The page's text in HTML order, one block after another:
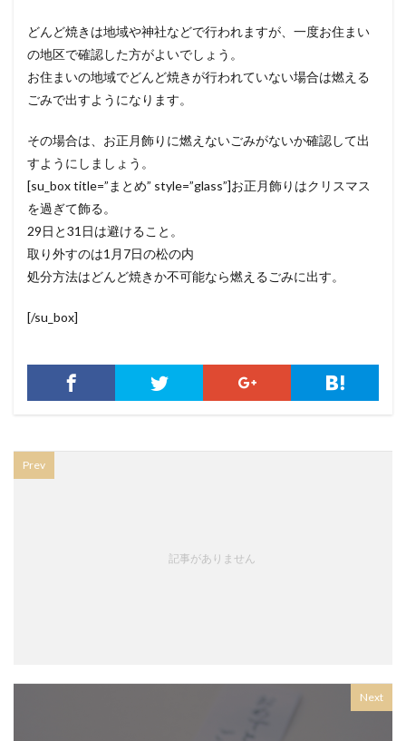
どんど焼きは地域や神社などで行われますが、一度お住まい
の地区で確認した方がよいでしょう。
お住まいの地域でどんど焼きが行われていない場合は燃える
ごみで出すようになります。
その場合は、お正月飾りに燃えないごみがないか確認して出
すようにしましょう。
[su_box title=”まとめ” style=”glass”]お正月飾りはクリスマス
を過ぎて飾る。
29日と31日は避けること。
取り外すのは1月7日の松の内
処分方法はどんど焼きか不可能なら燃えるごみに出す。
[/su_box]
Prev
記事がありません
Next